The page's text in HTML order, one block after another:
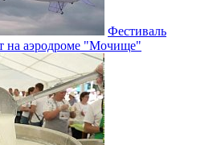
Фестиваль
аэродроме "Мочище"